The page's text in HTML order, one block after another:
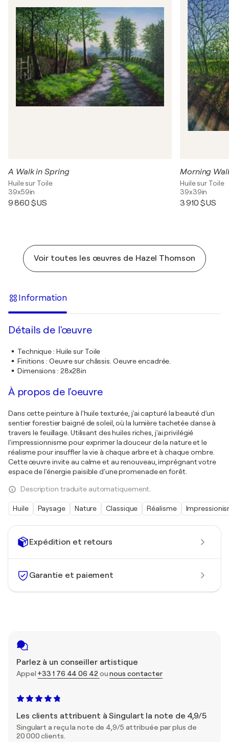
Expédition et retours
Garantie et paiement
Parlez à un conseiller artistique
Appel +33 1 76 44 06 42 ounous contacter
Les clients attribuent à Singulart la note de 4,9/5
Singulart a reçu la note de 4,9/5 attribuée par plus de
20 000 clients.
A Walk in Spring
Huile sur Toile
39x59in
9 860 $US
Morning
Huile sur Toile
39x39in
3 910 $US
Voir toutes les œuvres de Hazel Thomson
Information
Détails de l'œuvre
Technique: Huile sur Toile
Finitions : Oeuvre sur châssis. Oeuvre encadrée.
Dimensions : 28x28in
À propos de l'oeuvre
Dans cette peinture à l'huile texturée, j'ai capturé la beauté d'un
sentier forestier baigné de soleil, où la lumière tachetée danse à
travers le feuillage. Utilisant des huiles riches, j'ai privilégié
l'impressionnisme pour exprimer la douceur de la nature et le
réalisme pour insuffler la vie à chaque arbre et à chaque ombre.
Cette œuvre invite au calme et au renouveau, imprégnant votre
espace de l'énergie paisible d'une promenade en forêt.
Description traduite automatiquement.
Huile Paysage Nature Classique Réalisme